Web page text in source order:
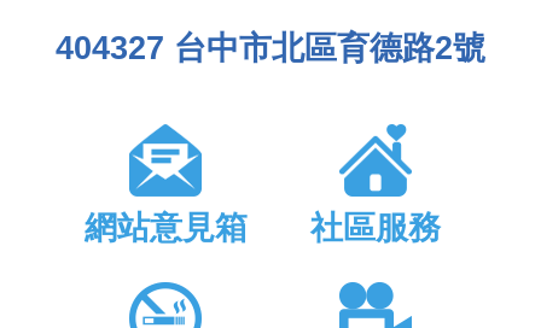
404327 台中市北區育德路2號
網站意見箱 社區服務